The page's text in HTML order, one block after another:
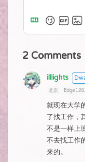
2 Comments
illlights
北京
就现在大学
了找工作，
不是一样上
不去找工作
来的。